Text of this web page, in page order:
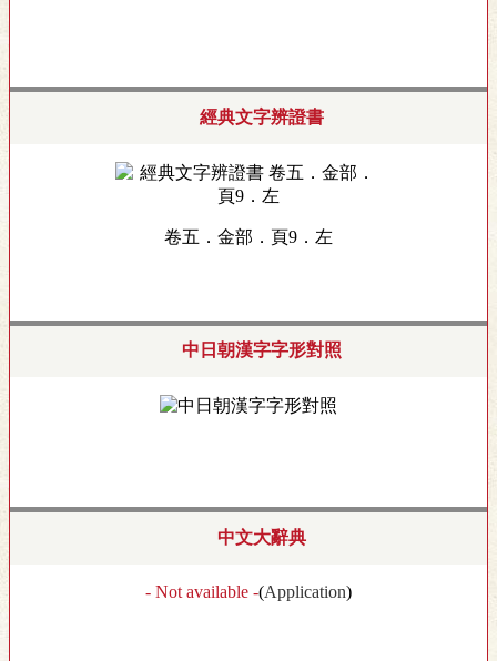
經典文字辨證書
卷五．金部．頁9．左
中日朝漢字字形對照
中文大辭典
- Not available -(Application)